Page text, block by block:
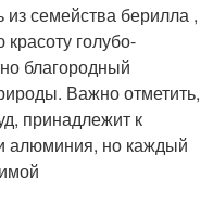
семейства берилла ,
голубо-
благородный
Важно отметить,
принадлежит к
алюминия, но каждый